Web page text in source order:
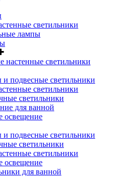
светильники
лампы
настенные светильники
подвесные светильники
светильники
светильники
для ванной
освещение
подвесные светильники
светильники
светильники
освещение
для ванной